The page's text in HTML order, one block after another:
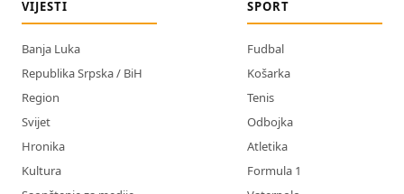
VIJESTI
Banja Luka
Republika Srpska / BiH
Region
Svijet
Hronika
Kultura
SPORT
Fudbal
Košarka
Tenis
Odbojka
Atletika
Formula 1